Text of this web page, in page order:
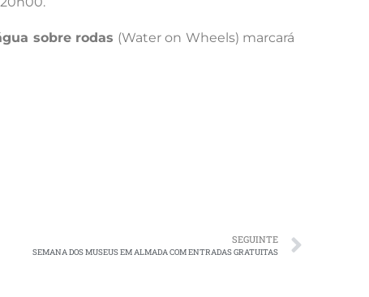
sobre rodas (Water on Wheels) marcará
SEGUINTE
SEMANA DOS MUSEUS EM ALMADA COM ENTRADAS GRATUITAS